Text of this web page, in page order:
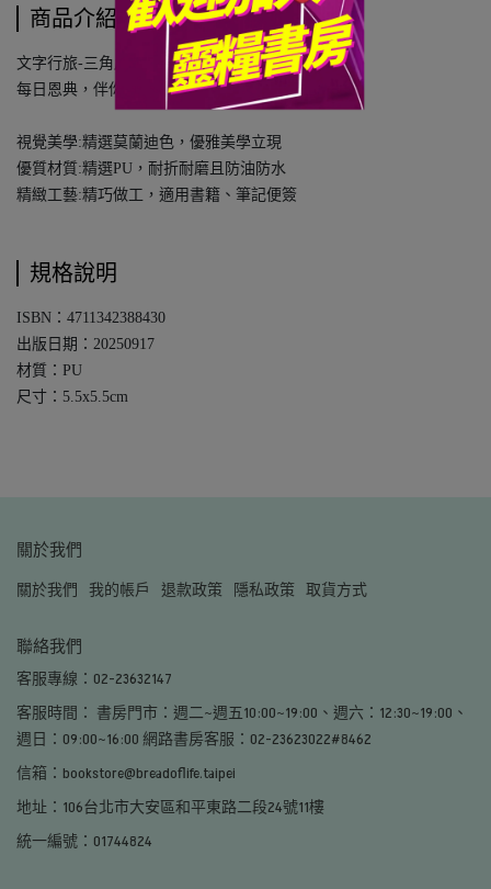
商品介紹
文字行旅-三角扇型皮革書籤套組
每日恩典，伴你文字行旅！
視覺美學:精選莫蘭迪色，優雅美學立現
優質材質:精選PU，耐折耐磨且防油防水
精緻工藝:精巧做工，適用書籍、筆記便簽
規格說明
ISBN：4711342388430
出版日期：20250917
材質：PU
尺寸：5.5x5.5cm
關於我們
關於我們 我的帳戶 退款政策 隱私政策 取貨方式
聯絡我們
客服專線：02-23632147
客服時間： 書房門市：週二~週五10:00~19:00、週六：12:30~19:00、
週日：09:00~16:00 網路書房客服：02-23623022#8462
信箱：bookstore@breadoflife.taipei
地址：106台北市大安區和平東路二段24號11樓
統一編號：01744824